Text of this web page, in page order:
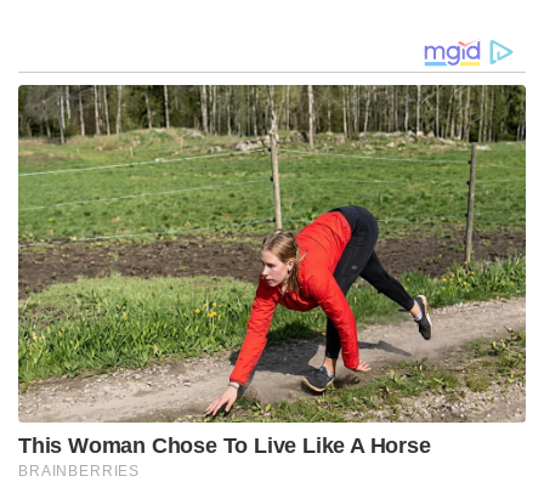
ഈ വലിയ ബിസിനസ്സ് സാമ്രാജ്യത്തിന്റെ വേരുകൾ
തിരഞ്ഞുപോയാൽ നമ്മൾ ചെന്നെത്തുക ഇന്ത്യയിലല്ല,
മറിച്ച് അമേരിക്കയിലെ ഒഹായോയിലുള്ള
സിൻസിനാറ്റി (Cincinnati) എന്ന നഗരത്തിലാണ്.
ലോകത്തിലെ ഏറ്റവും വലിയ കൺസ്യൂമർ ഗുഡ്സ്
കമ്പനികളിലൊന്നായ പ്രൊക്ടർ ആൻഡ് ഗാംബിൾ
(Procter & Gamble – P&G) എന്ന കോർപ്പറേറ്റ് ഭീമനാണ്
വിസ്‌പറിന്റെ യഥാർത്ഥ ഉടമസ്ഥർ. 1837-ൽ
സ്ഥാപിതമായ, നൂറ്റാണ്ടുകളുടെ പാരമ്പര്യമുള്ള ഈ
ആഗോള കമ്പനി ഇന്ന് ലോകമെമ്പാടും
സൗന്ദര്യസംരക്ഷണം, ഗ്രൂമിംഗ്, ഹെൽത്ത് കെയർ
മേഖലകളിലായി പ്രതിവർഷം 84.3 ബില്യൺ യു.എസ്
ഡോളറിലധികം (ഏകദേശം ലക്ഷക്കണക്കിന് കോടി
രൂപ) വരുമാനം ഉണ്ടാക്കുന്ന വമ്പൻമാരാണ്.